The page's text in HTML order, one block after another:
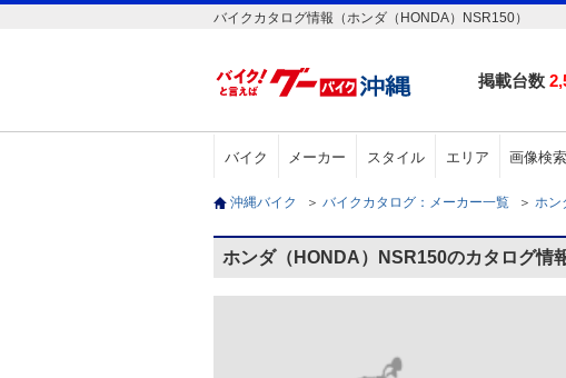
バイクカタログ情報（ホンダ（HONDA）NSR150）
掲載台数
バイク メーカー スタイル エリア 画像検索
沖縄バイク ＞ バイクカタログ：メーカー一覧 ＞ ホン
ホンダ（HONDA）NSR150のカタログ情